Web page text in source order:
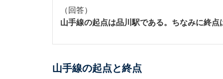
（回答）
山手線の起点は品川駅である。ちなみに終点
山手線の起点と終点